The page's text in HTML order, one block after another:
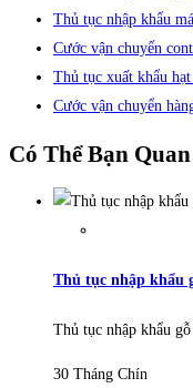
Thủ tục nhập khẩu
Cước vận chuyển
Thủ tục xuất khẩu
Cước vận chuyển
Có Thể Bạn
Thủ tục nhập khẩu
Thủ tục nhập khẩu
30 Tháng Chín